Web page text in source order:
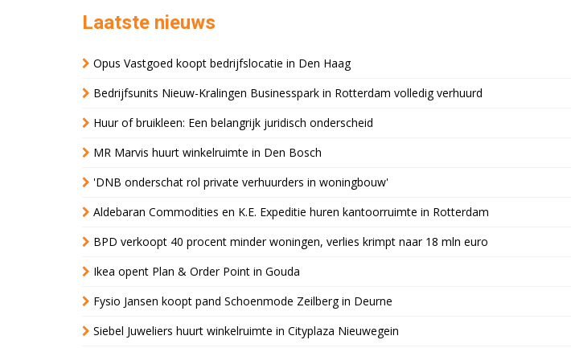
Laatste nieuws
Opus Vastgoed koopt bedrijfslocatie in Den Haag
Bedrijfsunits Nieuw-Kralingen Businesspark in Rotterdam volledig verhuurd
Huur of bruikleen: Een belangrijk juridisch onderscheid
MR Marvis huurt winkelruimte in Den Bosch
'DNB onderschat rol private verhuurders in woningbouw'
Aldebaran Commodities en K.E. Expeditie huren kantoorruimte in Rotterdam
BPD verkoopt 40 procent minder woningen, verlies krimpt naar 18 mln euro
Ikea opent Plan & Order Point in Gouda
Fysio Jansen koopt pand Schoenmode Zeilberg in Deurne
Siebel Juweliers huurt winkelruimte in Cityplaza Nieuwegein